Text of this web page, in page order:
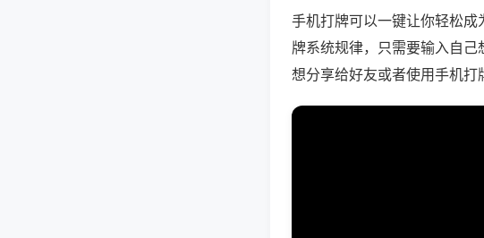
手机打牌可以一键让你轻松成
牌系统规律，只需要输入自
想分享给好友或者使用手机打